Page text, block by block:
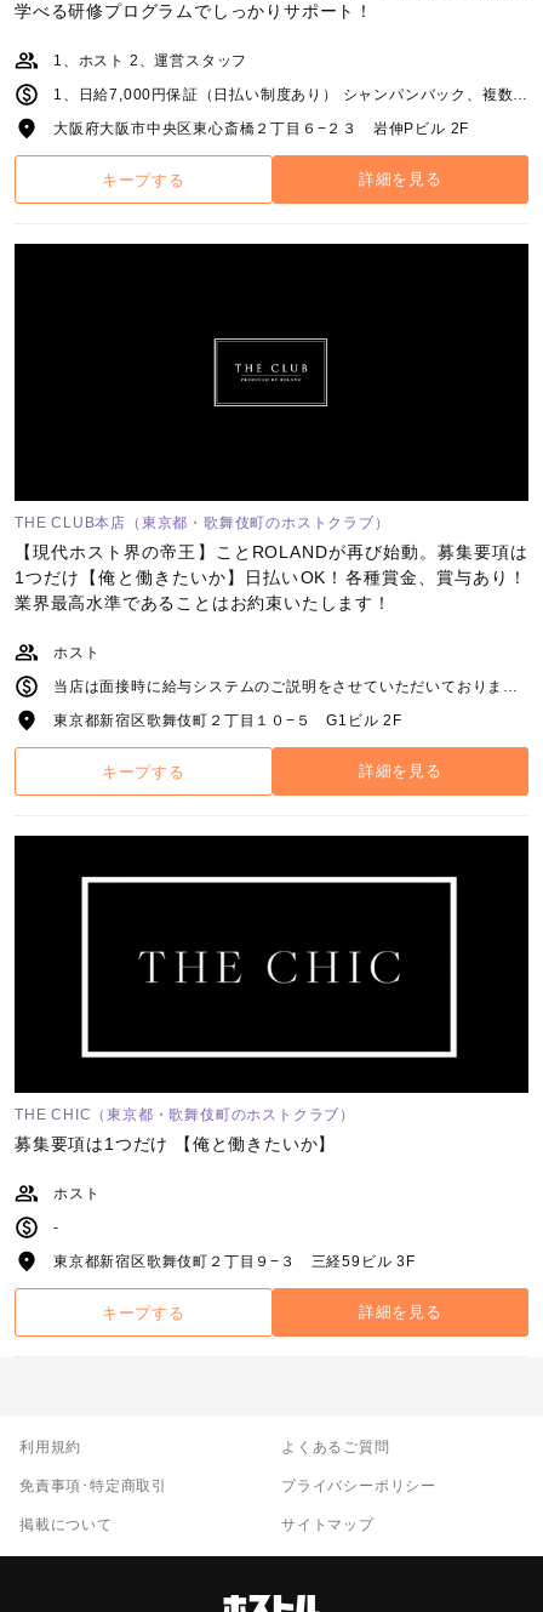
学べる研修プログラムでしっかりサポート！
1、ホスト 2、運営スタッフ
1、日給7,000円保証（日払い制度あり） シャンパンバック、複数賞与あり。 詳細は面接時にご説明させていただきます。 2、月給30万円〜（日払い制度あり、昇給制度あり） 業界最高峰インセンティブ制度あり。 その他詳細は面接時にご説明させていただきます。
大阪府大阪市中央区東心斎橋２丁目６−２３ 岩伸Pビル 2F
キープする 詳細を見る
THE CLUB本店（東京都・歌舞伎町のホストクラブ）
【現代ホスト界の帝王】ことROLANDが再び始動。募集要項は
1つだけ【俺と働きたいか】日払いOK！各種賞金、賞与あり！
業界最高水準であることはお約束いたします！
ホスト
当店は面接時に給与システムのご説明をさせていただいております ただ一つ 業界最高水準であることはお約束いたします
東京都新宿区歌舞伎町２丁目１０−５ G1ビル 2F
キープする 詳細を見る
THE CHIC（東京都・歌舞伎町のホストクラブ）
募集要項は1つだけ 【俺と働きたいか】
ホスト
-
東京都新宿区歌舞伎町２丁目９−３ 三経59ビル 3F
キープする 詳細を見る
利用規約 よくあるご質問
免責事項･特定商取引 プライバシーポリシー
掲載について サイトマップ